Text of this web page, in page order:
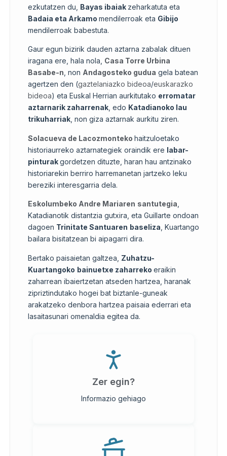
ezkutatzen du, Bayas ibaiak zeharkatuta eta
Badaia eta Arkamo mendilerroak eta Gibijo
mendilerroak babestuta.
Gaur egun bizirik dauden aztarna zabalak dituen
iragana ere, hala nola, Casa Torre Urbina
Basabe-n , non Andagosteko gudua gela batean
agertzen den (gaztelaniazko bideoa/euskarazko
bideoa) eta Euskal Herrian aurkitutako erromatar
aztarnarik zaharrenak , edo Katadianoko lau
trikuharriak , non giza aztarnak aurkitu ziren.
Solacueva de Lacozmonteko haitzuloetako
historiaurreko aztarnategiek oraindik ere labar-
pinturakgordetzen dituzte, haran hau antzinako
historiarekin berriro harremanetan jartzeko leku
bereziki interesgarria dela.
Eskolumbeko Andre Mariaren santutegia
Katadianotik distantzia gutxira, eta Guillarte ondoan
dagoen Trinitate Santuaren baseliza , Kuartango
bailara bisitatzean bi aipagarri dira.
Bertako paisaietan galtzea, Zuhatzu-
Kuartangoko bainuetxe zaharreko eraikin
zaharrean ibaiertzetan atseden hartzea, haranak
zipriztindutako hogei bat biztanle-guneak
arakatzeko denbora hartzea paisaia ederrari eta
lasaitasunari omenaldia egitea da.
Zer egin?
Informazio gehiago